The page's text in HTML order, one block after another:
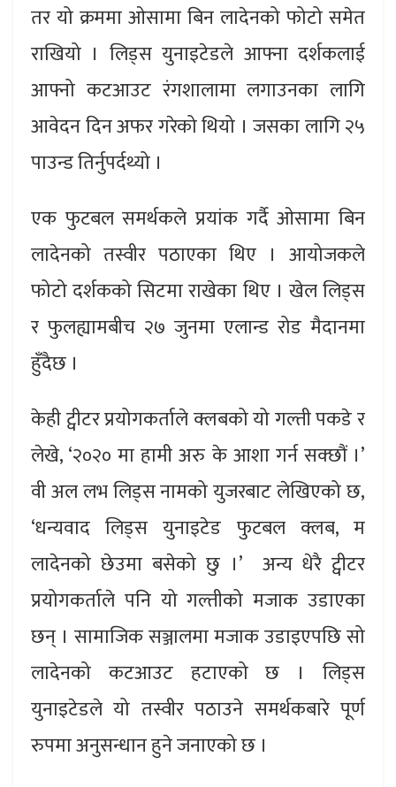
तर यो क्रममा ओसामा बिन लादेनको फोटो समेत
राखियो । लिड्स युनाइटेडले आफ्ना दर्शकलाई
आफ्नो कटआउट रंगशालामा लगाउनका लागि
आवेदन दिन अफर गरेको थियो । जसका लागि २५
पाउन्ड तिर्नुपर्दथ्यो ।
एक फुटबल समर्थकले प्रयांक गर्दै ओसामा बिन
लादेनको तस्वीर पठाएका थिए । आयोजकले
फोटो दर्शकको सिटमा राखेका थिए । खेल लिड्स
र फुलह्यामबीच २७ जुनमा एलान्ड रोड मैदानमा
हुँदैछ ।
केही ट्वीटर प्रयोगकर्ताले क्लबको यो गल्ती पकडे र
लेखे, ‘२०२० मा हामी अरु के आशा गर्न सक्छौं ।’
वी अल लभ लिड्स नामको युजरबाट लेखिएको छ,
‘धन्यवाद लिड्स युनाइटेड फुटबल क्लब, म
लादेनको छेउमा बसेको छु ।’ अन्य धेरै ट्वीटर
प्रयोगकर्ताले पनि यो गल्तीको मजाक उडाएका
छन् । सामाजिक सञ्जालमा मजाक उडाइएपछि सो
लादेनको कटआउट हटाएको छ । लिड्स
युनाइटेडले यो तस्वीर पठाउने समर्थकबारे पूर्ण
रुपमा अनुसन्धान हुने जनाएको छ ।